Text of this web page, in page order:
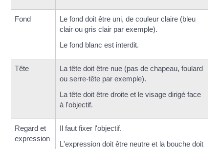
Fond
Le fond doit être uni, de couleur claire (bleu
clair ou gris clair par exemple).
Le fond blanc est interdit.
Tête
La tête doit être nue (pas de chapeau, foulard
ou serre-tête par exemple).
La tête doit être droite et le visage dirigé face
à l'objectif.
Regard et
expression
Il faut fixer l'objectif.
L'expression doit être neutre et la bouche doit